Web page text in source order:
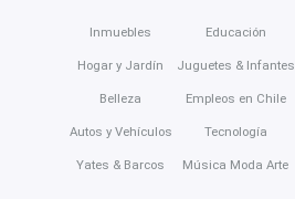
Inmuebles
Hogar y Jardín
Belleza
Autos y Vehículos
Yates & Barcos
Educación
Juguetes & Infantes
Empleos en Chile
Tecnología
Música Moda Arte